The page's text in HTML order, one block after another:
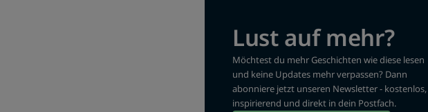
Lust auf mehr?
Möchtest du mehr Geschichten wie diese lesen
und keine Updates mehr verpassen? Dann
abonniere jetzt unseren Newsletter - kostenlos,
inspirierend und direkt in dein Postfach.